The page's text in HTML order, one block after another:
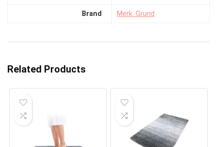
Brand Merk: Grund
Related Products